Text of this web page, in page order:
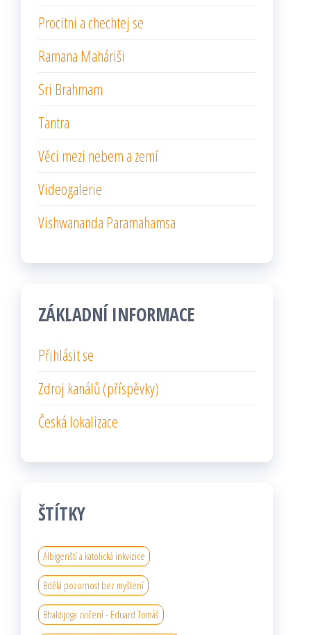
Procitni a chechtej se
Ramana Maháriši
Sri Brahmam
Tantra
Věci mezi nebem a zemí
Videogalerie
Vishwananda Paramahamsa
ZÁKLADNÍ INFORMACE
Přihlásit se
Zdroj kanálů (příspěvky)
Česká lokalizace
ŠTÍTKY
Albigenští a katolická inkvizice
Bdělá pozornost bez myšlení
Bhaktijoga cvičení - Eduard Tomáš